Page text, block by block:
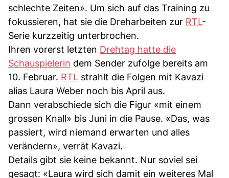
schlechte Zeiten». Um sich auf das Training zu
fokussieren, hat sie die Dreharbeiten zur RTL-
Serie kurzzeitig unterbrochen.
Ihren vorerst letzten Drehtag hatte die
Schauspielerin dem Sender zufolge bereits am
10. Februar. RTL strahlt die Folgen mit Kavazi
alias Laura Weber noch bis April aus.
Dann verabschiede sich die Figur «mit einem
grossen Knall» bis Juni in die Pause. «Das, was
passiert, wird niemand erwarten und alles
verändern», verrät Kavazi.
Details gibt sie keine bekannt. Nur soviel sei
gesagt: «Laura wird sich damit ein weiteres Mal